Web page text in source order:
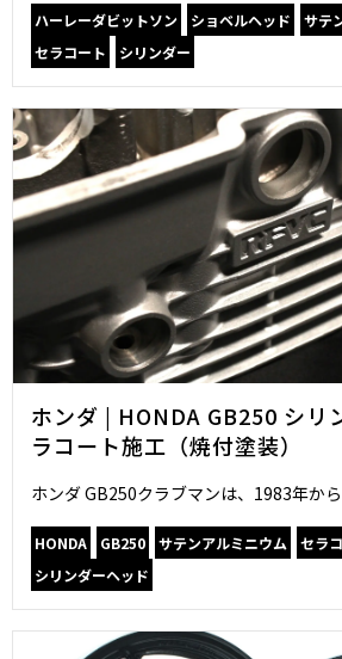
ハーレーダビットソン ショベルヘッド
サテ
セラコート
シリンダー
ホンダ | HONDA GB250 シリ
ラコート施工（焼付塗装）
ホンダ GB250クラブマンは、1983年か
HONDA GB250 サテンアルミニウム
セラ
シリンダーヘッド